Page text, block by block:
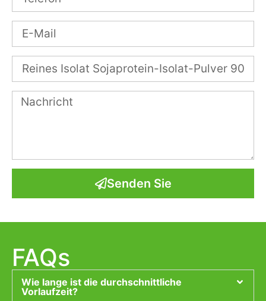
Senden Sie
FAQs
Wie lange ist die durchschnittliche
Vorlaufzeit?